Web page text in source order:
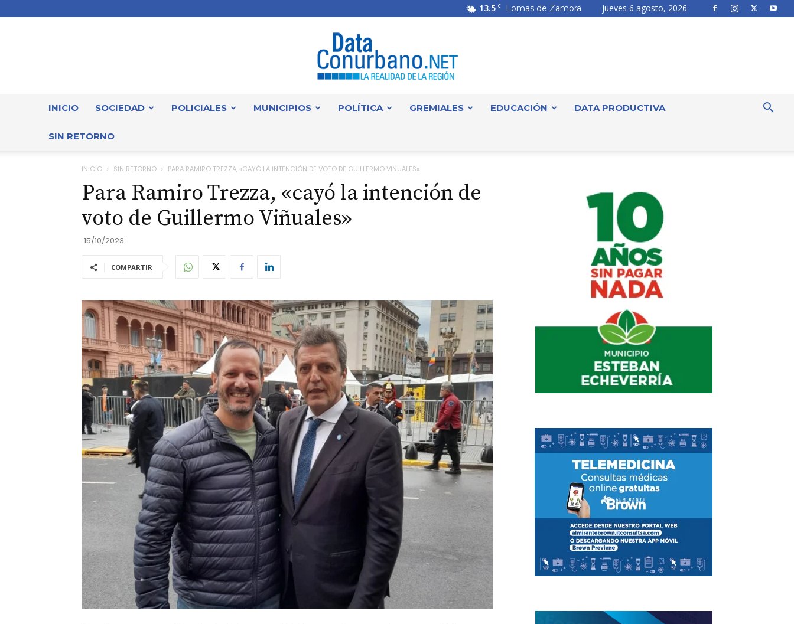
13.5 C Lomas de Zamora jueves 6 agosto, 2026
INICIO SOCIEDAD POLICIALES MUNICIPIOS POLÍTICA GREMIALES EDUCACIÓN DATA PRODUCTIVA
SIN RETORNO
INICIO SIN RETORNO PARA RAMIRO TREZZA, «CAYÓ LA INTENCIÓN DE VOTO DE GUILLERMO VIÑUALES»
Para Ramiro Trezza, «cayó la intención de
voto de Guillermo Viñuales»
15/10/2023
COMPARTIR